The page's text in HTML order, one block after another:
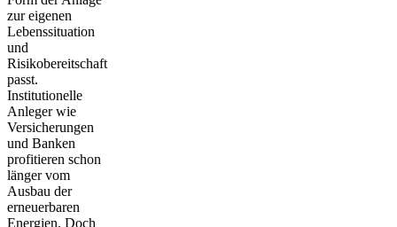
zur eigenen
Lebenssituation
und
Risikobereitschaft
passt.
Institutionelle
Anleger wie
Versicherungen
und Banken
profitieren schon
länger vom
Ausbau der
erneuerbaren
Energien. Doch